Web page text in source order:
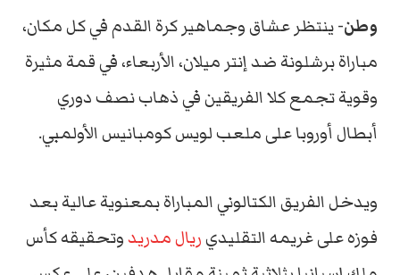
وطن-ينتظر عشاق وجماهير كرة القدم في كل مكان،
مباراة برشلونة ضد إنتر ميلان، الأربعاء، في قمة مثيرة
وقوية تجمع كلا الفريقين في ذهاب نصف دوري
أبطال أوروبا على ملعب لويس كومبانيس الأولمبي.
ويدخل الفريق الكتالوني المباراة بمعنوية عالية بعد
فوزه على غريمه التقليديريال مدريدوتحقيقه كأس